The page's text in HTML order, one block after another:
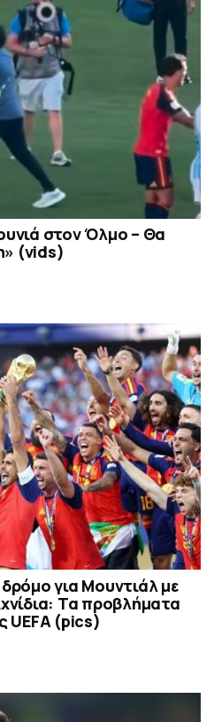
στον Όλμο – Θα
(vids)
για Μουντιάλ με
Τα προβλήματα
UEFA (pics)